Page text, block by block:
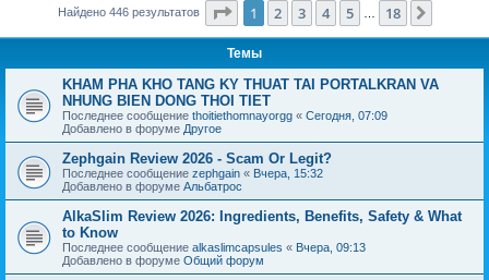
Найдено 446 результатов Страница из 18
1 2 3 4 5 18
Темы
KHAM PHA KHO TANG KY THUAT TAI PORTALKRAN VA
NHUNG BIEN DONG THOI TIET
Последнее сообщение thoitiethomnayorgg « Сегодня, 07:09
Добавлено в форуме Другое
Zephgain Review 2026 - Scam Or Legit?
Последнее сообщение zephgain « Вчера, 15:32
Добавлено в форуме Альбатрос
AlkaSlim Review 2026: Ingredients, Benefits, Safety & What
to Know
Последнее сообщение alkaslimcapsules « Вчера, 09:13
Добавлено в форуме Общий форум